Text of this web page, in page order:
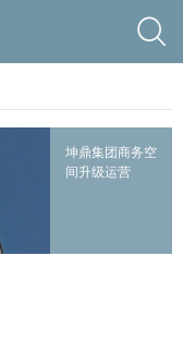
坤鼎集团商务空
间升级运营